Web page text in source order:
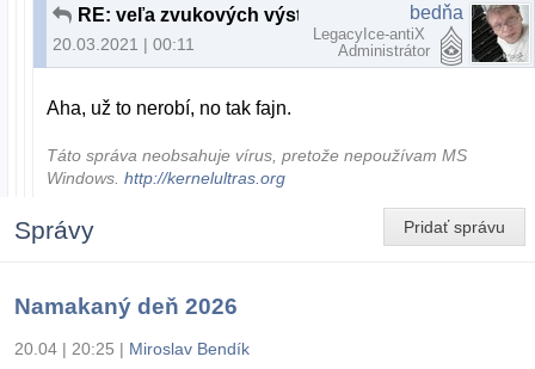
20.03.2021 | 00:11
bedňa
LegacyIce-antiX
Administrátor
Aha, už to nerobí, no tak fajn.
Táto správa neobsahuje vírus, pretože nepoužívam MS
Windows.http://kernelultras.org
Pridať správu
Správy
Namakaný deň 2026
20.04 | 20:25 | Miroslav Bendík